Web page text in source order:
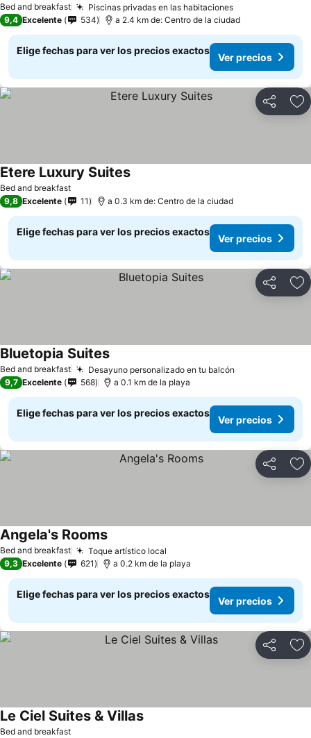
Bed and breakfast Piscinas privadas en las habitaciones
9,4 Excelente 534 a 2.4 km de: Centro de la ciudad
Elige fechas para ver los precios exactos
Ver precios
Compartir
Bed and breakfast
Etere Luxury Suites
9,8 Excelente 11 a 0.3 km de: Centro de la ciudad
Elige fechas para ver los precios exactos
Ver precios
Compartir
Bed and breakfast Desayuno personalizado en tu balcón
Bluetopia Suites
9,7 Excelente 568 a 0.1 km de la playa
Elige fechas para ver los precios exactos
Ver precios
Compartir
Bed and breakfast Toque artístico local
Angela's Rooms
9,3 Excelente 621 a 0.2 km de la playa
Elige fechas para ver los precios exactos
Ver precios
Compartir
Bed and breakfast
Le Ciel Suites & Villas